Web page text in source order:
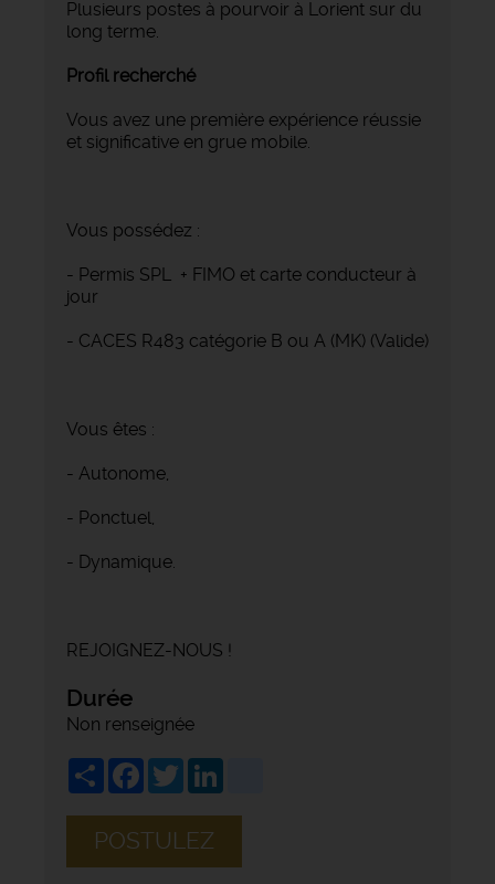
Plusieurs postes à pourvoir à Lorient sur du
long terme.
Profil recherché
Vous avez une première expérience réussie
et significative en grue mobile.
Vous possédez :
- Permis SPL + FIMO et carte conducteur à
jour
- CACES R483 catégorie B ou A (MK) (Valide)
Vous êtes :
- Autonome,
- Ponctuel,
- Dynamique.
REJOIGNEZ-NOUS !
Durée
Non renseignée
ShareFacebook
Twitter
POSTULEZ